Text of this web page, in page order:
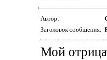
Автор:
Заголовок сообщения:
Мой